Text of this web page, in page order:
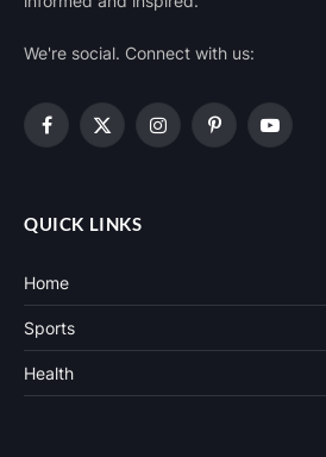
We're social. Connect with us:
Facebook
X
InstagramPinterestYouTube
QUICK LINKS
Home
Sports
Health